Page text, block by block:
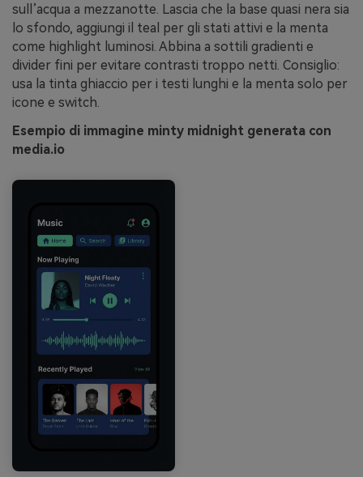
sull’acqua a mezzanotte. Lascia che la base quasi nera sia
lo sfondo, aggiungi il teal per gli stati attivi e la menta
come highlight luminosi. Abbina a sottili gradienti e
divider fini per evitare contrasti troppo netti. Consiglio:
usa la tinta ghiaccio per i testi lunghi e la menta solo per
icone e switch.
Esempio di immagine minty midnight generata con
media.io